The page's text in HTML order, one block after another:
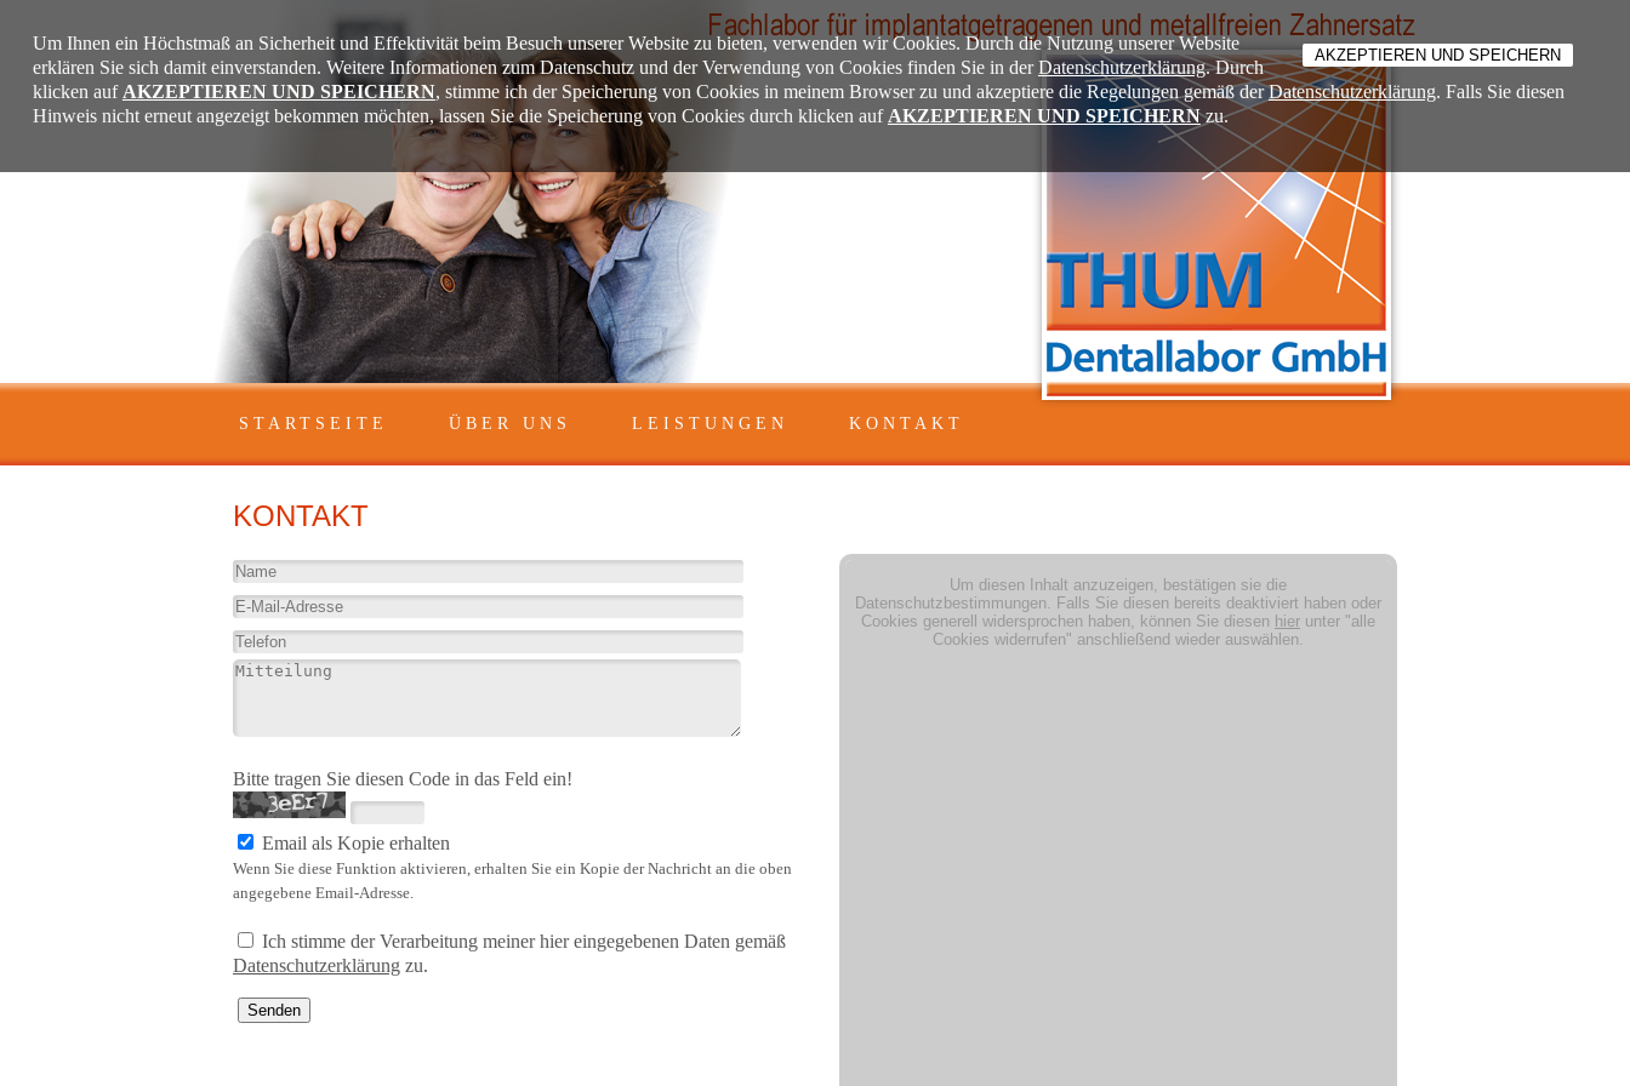
Um Ihnen ein Höchstmaß an Sicherheit und Effektivität beim Besuch unserer Website zu bieten, verwenden wir Cookies. Durch die Nutzung unserer Website
erklären Sie sich damit einverstanden. Weitere Informationen zum Datenschutz und der Verwendung von Cookies finden Sie in derDatenschutzerklärung. Durch
klicken auf AKZEPTIEREN UND SPEICHERN, stimme ich der Speicherung von Cookies in meinem Browser zu und akzeptiere die Regelungen gemäß derDatenschutzerklärung. Falls Sie diesen
Hinweis nicht erneut angezeigt bekommen möchten, lassen Sie die Speicherung von Cookies durch klicken auf AKZEPTIEREN UND SPEICHERNzu.
STARTSEITE ÜBER UNS LEISTUNGEN KONTAKT
KONTAKT
Bitte tragen Sie diesen Code in das Feld ein!
Email als Kopie erhalten
Wenn Sie diese Funktion aktivieren, erhalten Sie ein Kopie der Nachricht an die oben
angegebene Email-Adresse.
Ich stimme der Verarbeitung meiner hier eingegebenen Daten gemäß
Datenschutzerklärung zu.